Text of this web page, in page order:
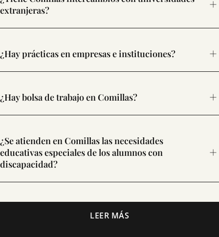
extranjeras?
relación de universidades con las que
existen acuerdos de intercambio
¿Hay prácticas en empresas e instituciones?
¿Hay bolsa de trabajo en Comillas?
¿Se atienden en Comillas las necesidades
educativas especiales de los alumnos con
discapacidad?
LEER MÁS